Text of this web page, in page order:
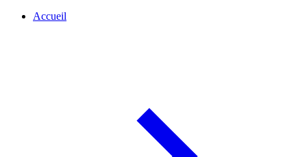
Accueil